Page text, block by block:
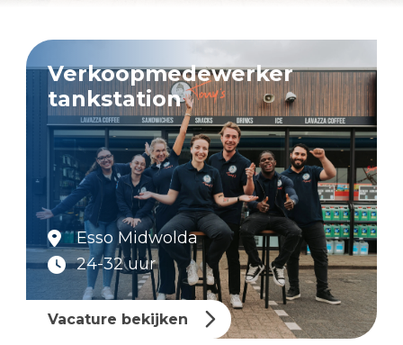
Verkoopmedewerker
tankstation
Esso Midwolda
24-32 uur
Vacature bekijken